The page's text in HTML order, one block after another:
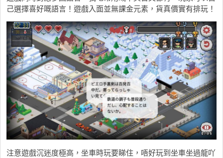
己選擇喜好嘅語言！遊戲入面並無課金元素，貨真價實有排玩！
注意遊戲沉迷度極高，坐車時玩要睇住，唔好玩到坐車坐過龍吖